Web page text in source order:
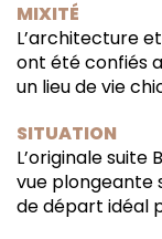
MIXITÉ
L’architecture
ont été confiés
un lieu de vie
SITUATION
L’originale suite
vue plongeante
de départ idéal